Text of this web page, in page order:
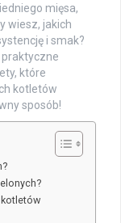
mięsa,
wiesz, jakich
i smak?
praktyczne
które
kotletów
sposób!